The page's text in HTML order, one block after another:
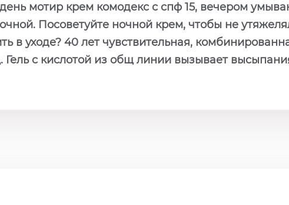
мотир крем комодекс с спф 15, вечером
Посоветуйте ночной крем, чтобы не
в уходе? 40 лет чувствительная,
с кислотой из общ линии вызывает